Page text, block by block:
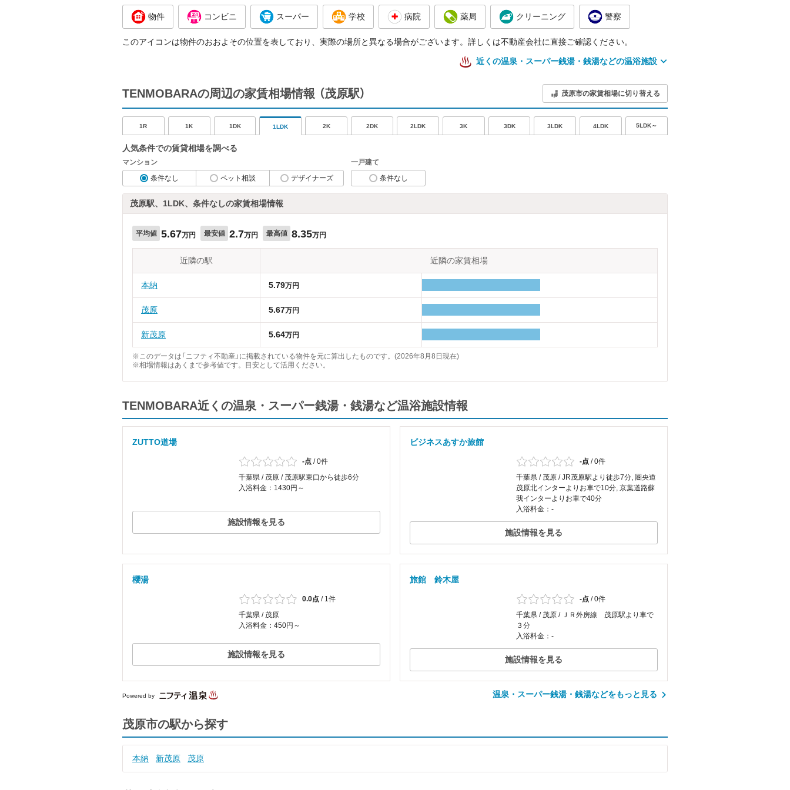
物件 コンビニ スーパー 学校 病院 薬局 クリーニング 警察
このアイコンは物件のおおよその位置を表しており、実際の場所と異なる場合がございます。詳しくは不動産会社に直接ご確認ください。
近くの温泉・スーパー銭湯・銭湯などの温浴施設
TENMOBARAの周辺の家賃相場情報 （茂原駅） 茂原市の家賃相場に切り替える
1R 1K 1DK 1LDK 2K 2DK 2LDK 3K 3DK 3LDK 4LDK 5LDK～
人気条件での賃貸相場を調べる
マンション
条件なし
ペット相談 デザイナーズ
一戸建て
条件なし
茂原駅、1LDK、条件なしの家賃相場情報
平均値 5.67万円 最安値 2.7万円 最高値 8.35万円
近隣の駅 近隣の家賃相場
本納 5.79万円
茂原 5.67万円
新茂原 5.64万円
※このデータは「ニフティ不動産」に掲載されている物件を元に算出したものです。(2026年8月8日現在)
※相場情報はあくまで参考値です。目安として活用ください。
TENMOBARA近くの温泉・スーパー銭湯・銭湯など温浴施設情報
ZUTTO道場
-点 /0件
千葉県 / 茂原 / 茂原駅東口から徒歩6分
入浴料金：1430円～
施設情報を見る
ビジネスあすか旅館
-点 /0件
千葉県 / 茂原 / JR茂原駅より徒歩7分, 圏央道
茂原北インターよりお車で10分, 京葉道路蘇
我インターよりお車で40分
入浴料金：-
施設情報を見る
櫻湯
0.0点 / 1件
千葉県 / 茂原
入浴料金：450円～
施設情報を見る
旅館 鈴木屋
-点 /0件
千葉県 / 茂原 / ＪＲ外房線 茂原駅より車で
３分
入浴料金：-
施設情報を見る
Powered by 温泉・スーパー銭湯・銭湯などをもっと見る
茂原市の駅から探す
本納 新茂原 茂原